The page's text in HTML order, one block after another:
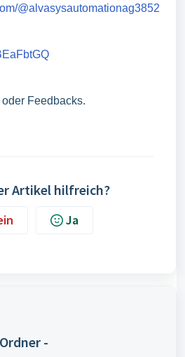
@alvasysautomationag3852
Feedbacks.
Artikel hilfreich?
Ja
-